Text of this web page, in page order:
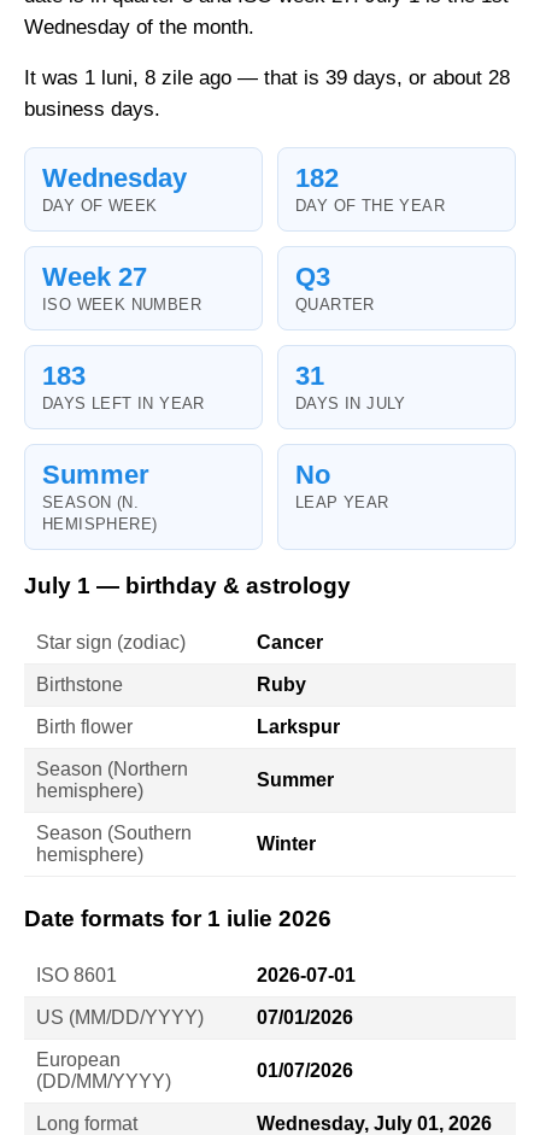
Wednesday of the month.
It was 1 luni, 8 zile ago — that is 39 days, or about 28
business days.
Wednesday
DAY OF WEEK
182
DAY OF THE YEAR
Week 27
ISO WEEK NUMBER
Q3
QUARTER
183
DAYS LEFT IN YEAR
31
DAYS IN JULY
Summer
SEASON (N.
HEMISPHERE)
No
LEAP YEAR
July 1 — birthday & astrology
Star sign (zodiac) Cancer
Birthstone Ruby
Birth flower Larkspur
Season (Northern
hemisphere)
Summer
Season (Southern
hemisphere)
Winter
Date formats for 1 iulie 2026
ISO 8601 2026-07-01
US (MM/DD/YYYY) 07/01/2026
European
(DD/MM/YYYY)
01/07/2026
Long format Wednesday, July 01, 2026